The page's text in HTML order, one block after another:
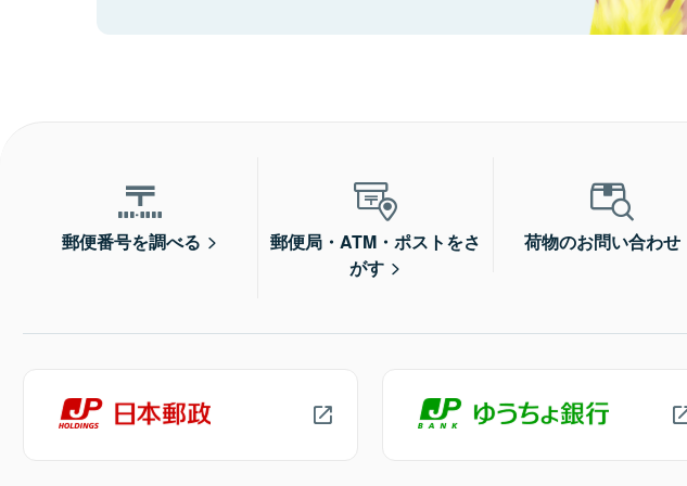
郵便番号を調べる
郵便局・ATM・ポストをさ
がす
荷物のお問い合わせ